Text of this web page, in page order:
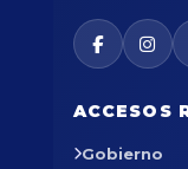
ACCESOS
Gobierno